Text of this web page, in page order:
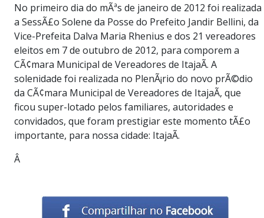
No primeiro dia do mÃªs de janeiro de 2012 foi realizada
a SessÃ£o Solene da Posse do Prefeito Jandir Bellini, da
Vice-Prefeita Dalva Maria Rhenius e dos 21 vereadores
eleitos em 7 de outubro de 2012, para comporem a
CÃ¢mara Municipal de Vereadores de ItajaÃ­. A
solenidade foi realizada no PlenÃ¡rio do novo prÃ©dio
da CÃ¢mara Municipal de Vereadores de ItajaÃ­, que
ficou super-lotado pelos familiares, autoridades e
convidados, que foram prestigiar este momento tÃ£o
importante, para nossa cidade: ItajaÃ­.
Â